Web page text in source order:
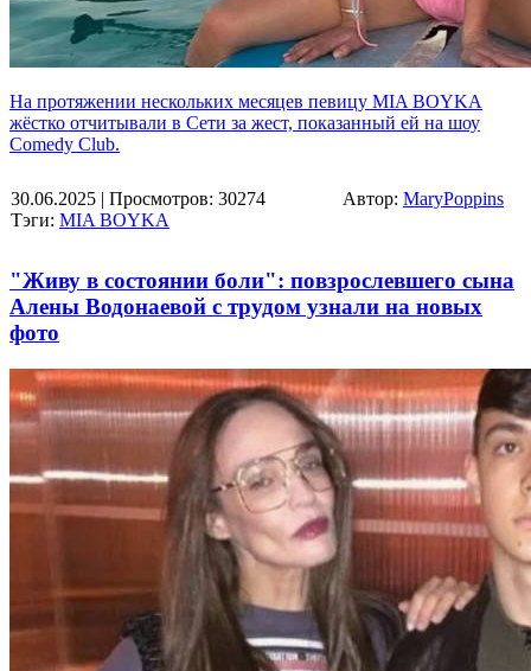
На протяжении нескольких месяцев певицу MIA BOYKA
жёстко отчитывали в Сети за жест, показанный ей на шоу
Comedy Club.
30.06.2025 | Просмотров: 30274
Тэги: MIA BOYKA
Автор: MaryPoppins
"Живу в состоянии боли": повзрослевшего сына
Алены Водонаевой с трудом узнали на новых
фото